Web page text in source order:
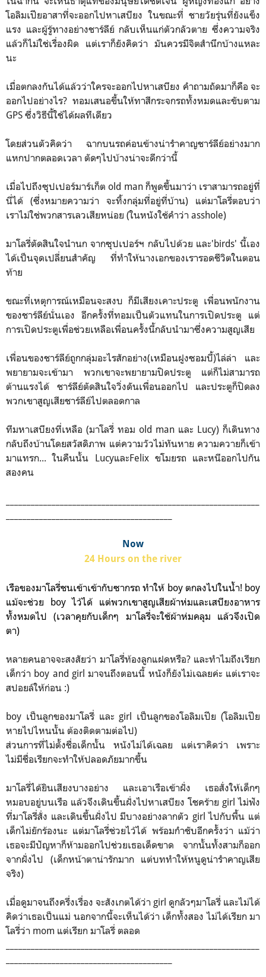
โอลิมเปียอาสาที่จะออกไปหาเสบียง ในขณะที่ ชายวัยรุ่นที่ยังแข็ง
แรง และผู้รู้ทางอย่างชาร์ลีย์ กลับเห็นแก่ตัวกลัวตาย ซึ่งความจริง
แล้วก็ไม่ใช่เรื่องผิด แต่เราก็ยังคิดว่า มันควรมีจิตสำนึกบ้างแหละ
นะ
เมื่อตกลงกันได้แล้วว่าใครจะออกไปหาเสบียง คำถามถัดมาก็คือ จะ
ออกไปอย่างไร? ทอมเสนอขึ้นให้ทาสีกระจกรถทั้งหมดและขับตาม
GPS ซึ่งวิธีนี้ใช้ได้ผลทีเดียว
โดยส่วนตัวคิดว่า ฉากบนรถค่อนข้างน่ารำคาญชาร์ลีย์อย่างมาก
แหกปากตลอดเวลา ตัดๆไปบ้างน่าจะดีกว่านี้
เมื่อไปถึงซุปเปอร์มาร์เก็ต old man ก็พูดขึ้นมาว่า เราสามารถอยู่ที่
นี่ได้ (ซึ่งหมายความว่า จะทิ้งกลุ่มที่อยู่ที่บ้าน) แต่มาโลรี่ตอบว่า
เราไม่ใช่พวกสารเลวเสียหน่อย (ในหนังใช้คำว่า asshole)
มาโลรี่ตัดสินใจนำนก จากซุปเปอร์ฯ กลับไปด้วย และ'birds' นี้เอง
ได้เป็นจุดเปลี่ยนสำคัญ ที่ทำให้นางเอกของเรารอดชีวิตในตอน
ท้าย
ขณะที่เหตุการณ์เหมือนจะสงบ ก็มีเสียงเคาะประตู เพื่อนพนักงาน
ของชาร์ลีย์นั่นเอง อีกครั้งที่ทอมเป็นตัวแทนในการเปิดประตู แต่
การเปิดประตูเพื่อช่วยเหลือเพื่อนครั้งนี้กลับนำมาซึ่งความสูญเสีย
เพื่อนของชาร์ลีย์ถูกกลุ่มอะไรสักอย่าง(เหมือนฝูงซอมบี้)ไล่ล่า และ
พยายามจะเข้ามา พวกเขาจะพยายามปิดประตู แต่ก็ไม่สามารถ
ต้านแรงได้ ชาร์ลีย์ตัดสินใจวิ่งดันเพื่อนออกไป และประตูก็ปิดลง
พวกเขาสูญเสียชาร์ลีย์ไปตลอดกาล
ทีมหาเสบียงที่เหลือ (มาโลรี่ ทอม old man และ Lucy) ก็เดินทาง
กลับถึงบ้านโดยสวัสดิภาพ แต่ความวัวไม่ทันหาย ความควายก็เข้า
มาแทรก... ในคืนนั้น LucyและFelix ขโมยรถ และหนีออกไปกัน
สองคน
Now
24 Hours on the river
เรือของมาโลรี่ชนเข้าเข้ากับซากรถ ทำให้ boy ตกลงไปในน้ำ! boy
แม้จะช่วย boy ไว้ได้ แต่พวกเขาสูญเสียผ้าห่มและเสบียงอาหาร
ทั้งหมดไป (เวลาคุยกับเด็กๆ มาโลรี่จะใช้ผ้าห่มคลุม แล้วจึงเปิด
ตา)
หลายคนอาจจะสงสัยว่า มาโลรี่ท้องลูกแฝดหรือ? และทำไมถึงเรียก
เด็กว่า boy and girl มาจนถึงตอนนี้ หนังก็ยังไม่เฉลยค่ะ แต่เราจะ
สปอยล์ให้ก่อน :)
boy เป็นลูกของมาโลรี่ และ girl เป็นลูกของโอลิมเปีย (โอลิมเปีย
หายไปไหนนั้น ต้องติดตามต่อไป)
ส่วนการที่ไม่ตั้งชื่อเด็กนั้น หนังไม่ได้เฉลย แต่เราคิดว่า เพราะ
ไม่มีชื่อเรียกจะทำให้ปลอดภัยมากขึ้น
มาโลรี่ได้ยินเสียงบางอย่าง และเอาเรือเข้าฝั่ง เธอสั่งให้เด็กๆ
หมอบอยู่บนเรือ แล้วจึงเดินขึ้นฝั่งไปหาเสบียง โชคร้าย girl ไม่ฟัง
ที่มาโลรี่สั่ง และเดินขึ้นฝั่งไป มีบางอย่างลากตัว girl ไปกับพื้น แต่
เด็กไม่ยักร้องนะ แต่มาโลรี่ช่วยไว้ได้ พร้อมกำชับอีกครั้งว่า แม้ว่า
เธอจะมีปัญหาก็ห้ามออกไปช่วยเธอเด็ดขาด จากนั้นทั้งสามก็ออก
จากฝั่งไป (เด็กหน้าตาน่ารักมาก แต่บททำให้หนูดูน่ารำคาญเสีย
จริง)
เมื่อดูมาจนถึงครึ่งเรื่อง จะสังเกตได้ว่า girl ดูกลัวๆมาโลรี่ และไม่ได้
คิดว่าเธอเป็นแม่ นอกจากนี้จะเห็นได้ว่า เด็กทั้งสอง ไม่ได้เรียก มา
โลรี่ว่า mom แต่เรียก มาโลรี่ ตลอด